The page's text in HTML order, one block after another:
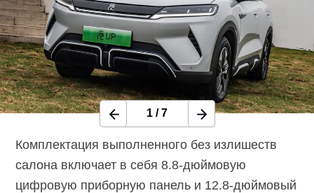
1 /7
Комплектация выполненного без излишеств
салона включает в себя8.8-дюймовую
цифровую приборную панель и 12.8-дюймовый